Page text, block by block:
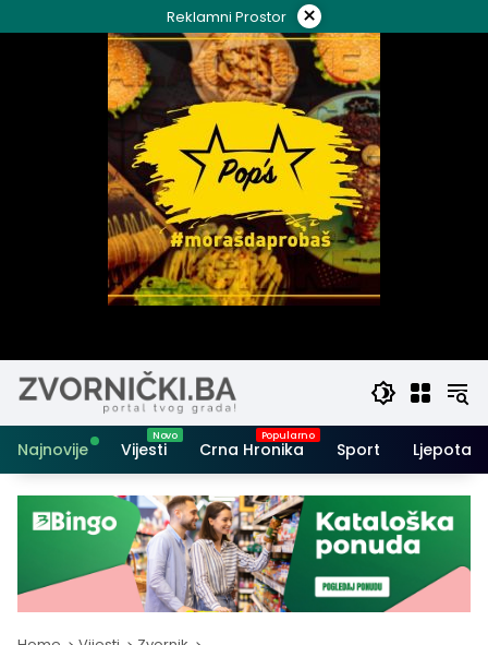
to
Reklamni Prostor ×
Najnovije Vijesti Crna Hronika Sport Ljepota i